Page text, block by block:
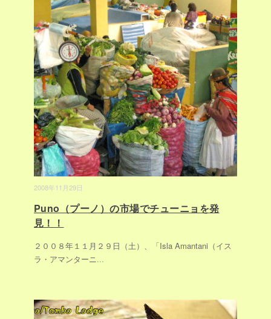
2008年11月29日
Puno（プーノ）の市場でチューニョを発
見！！
２００８年１１月２９日（土）、「Isla Amantani（イス
ラ・アマンターニ ...